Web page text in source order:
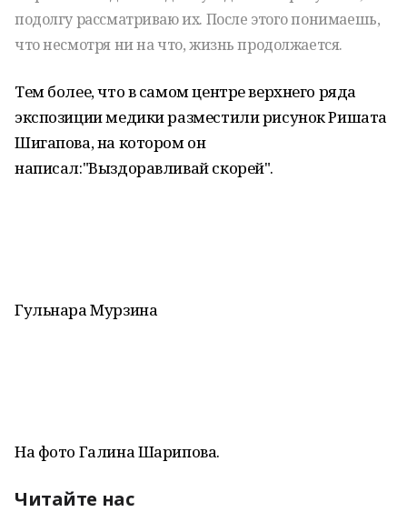
подолгу рассматриваю их. После этого понимаешь,
что несмотря ни на что, жизнь продолжается.
Тем более, что в самом центре верхнего ряда
экспозиции медики разместили рисунок Ришата
Шигапова, на котором он
написал:"Выздоравливай скорей".
Гульнара Мурзина
На фото Галина Шарипова.
Читайте нас